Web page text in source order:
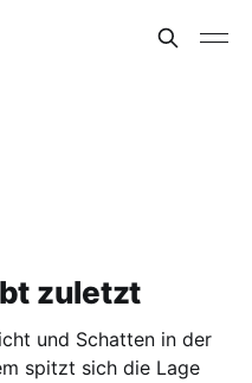
zuletzt
und Schatten in der
spitzt sich die Lage